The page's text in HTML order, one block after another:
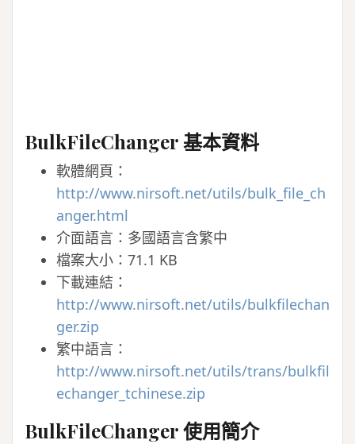
BulkFileChanger 基本資料
軟體網頁：
http://www.nirsoft.net/utils/bulk_file_ch
anger.html
介面語言：多國語言含繁中
檔案大小：71.1 KB
下載連結：
http://www.nirsoft.net/utils/bulkfilechan
ger.zip
繁中語言：
http://www.nirsoft.net/utils/trans/bulkfil
echanger_tchinese.zip
BulkFileChanger 使用簡介